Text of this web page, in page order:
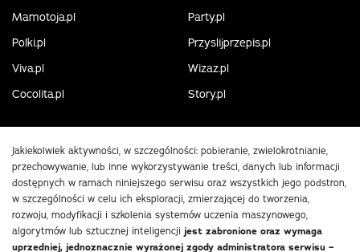
Mamotoja.pl
Party.pl
Polki.pl
Przyslijprzepis.pl
Viva.pl
Wizaz.pl
Cocolita.pl
Story.pl
Jakiekolwiek aktywności, w szczególności: pobieranie, zwielokrotnianie,
przechowywanie, lub inne wykorzystywanie treści, danych lub informacji
dostępnych w ramach niniejszego serwisu oraz wszystkich jego podstron,
w szczególności w celu ich eksploracji, zmierzającej do tworzenia,
rozwoju, modyfikacji i szkolenia systemów uczenia maszynowego,
algorytmów lub sztucznej inteligencji jest zabronione oraz wymaga
uprzedniej, jednoznacznie wyrażonej zgody administratora serwisu –